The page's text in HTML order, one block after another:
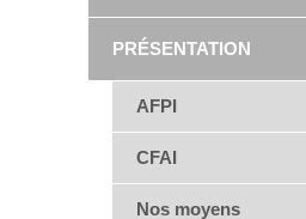
PRÉSENTATION
AFPI
CFAI
Nos moyens